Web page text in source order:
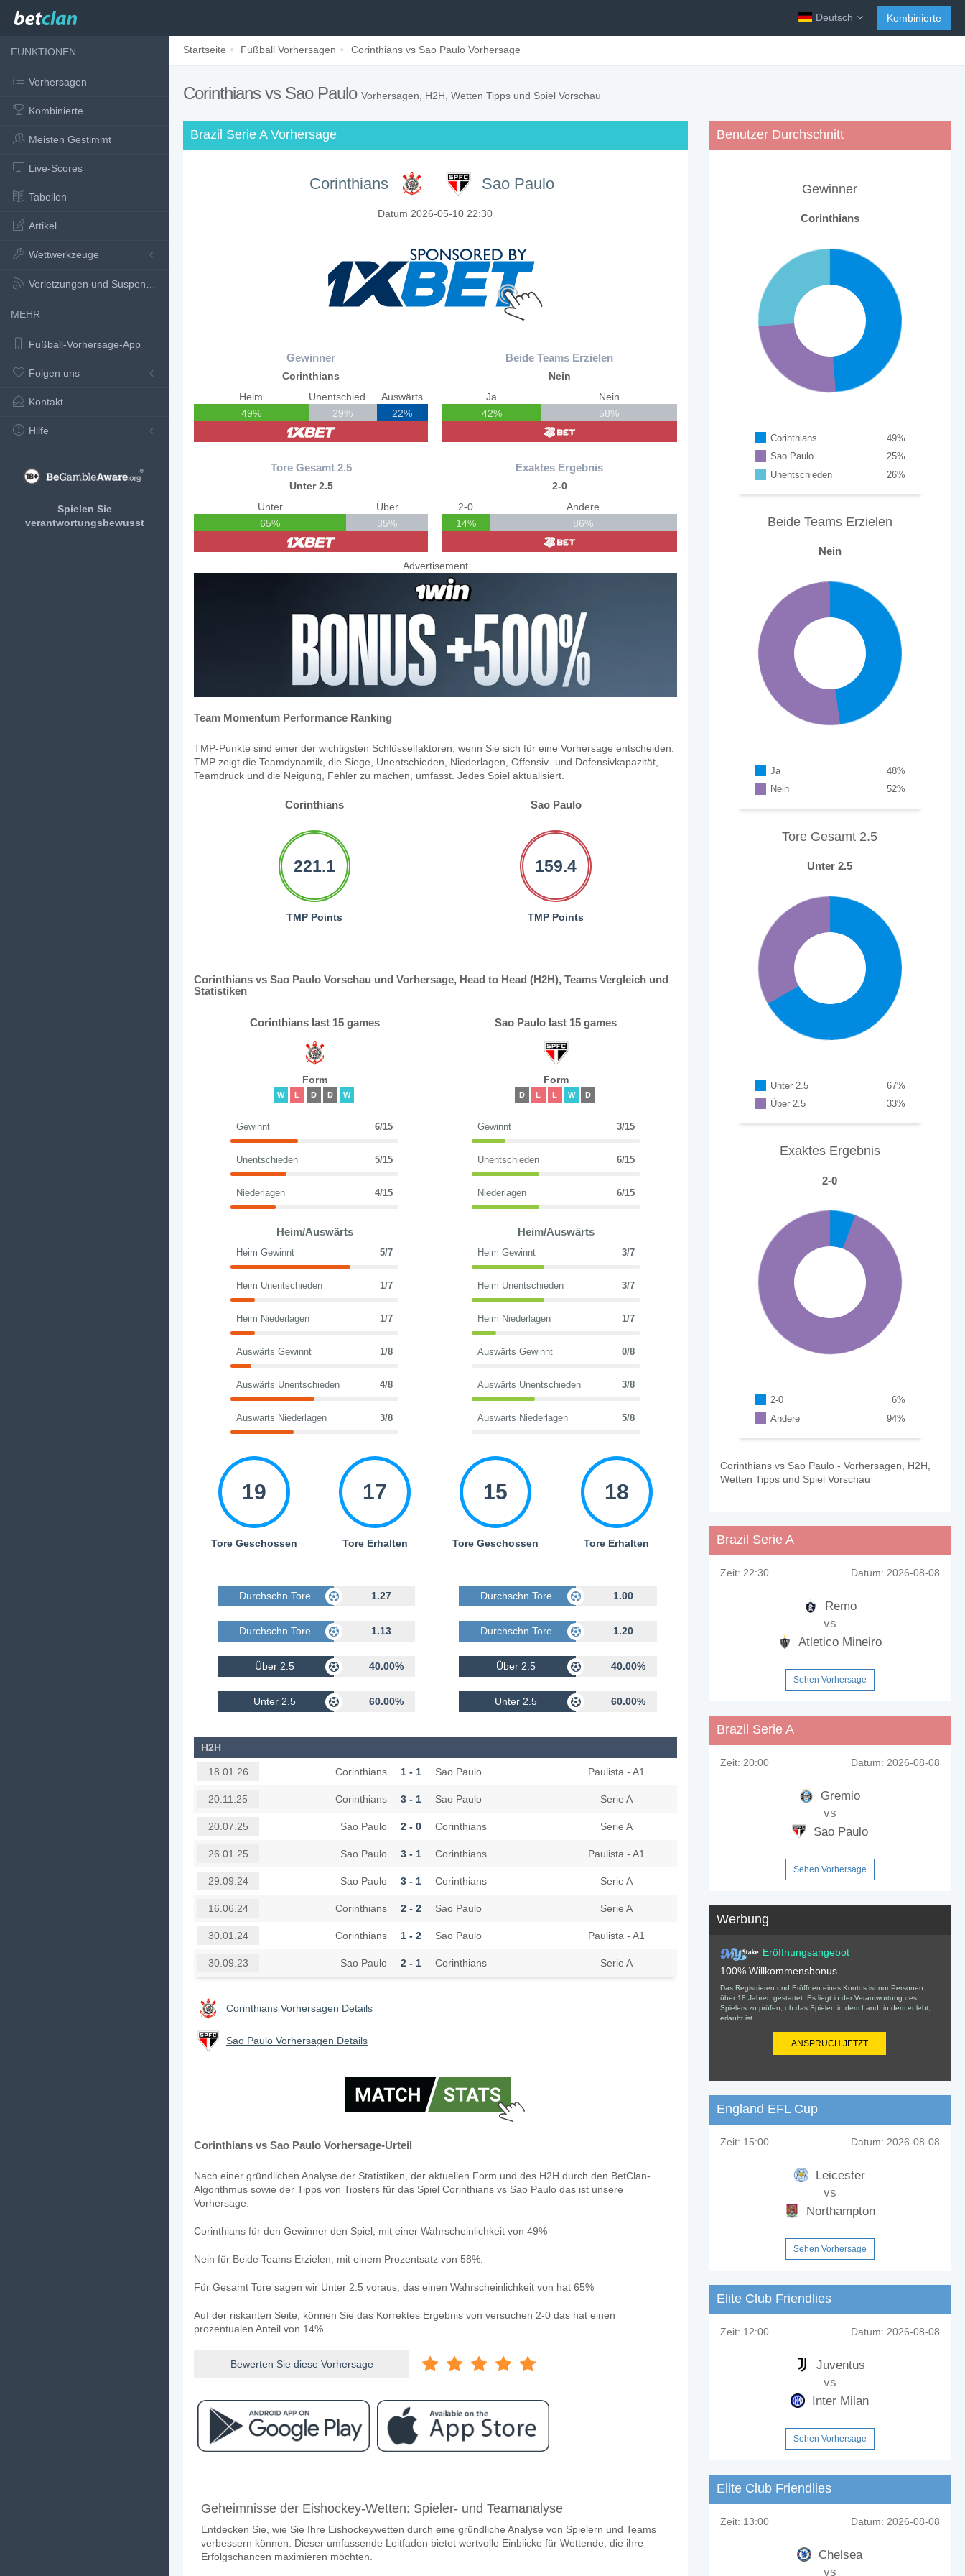
Deutsch Kombinierte
FUNKTIONEN
Vorhersagen
Kombinierte
Meisten Gestimmt
Live-Scores
Tabellen
Artikel
Wettwerkzeuge
Verletzungen und Suspensionen
MEHR
Fußball-Vorhersage-App
Folgen uns
Kontakt
Hilfe
Spielen Sie
verantwortungsbewusst
Startseite Fußball Vorhersagen Corinthians vs Sao Paulo Vorhersage
Corinthians vs Sao Paulo Vorhersagen, H2H, Wetten Tipps und Spiel Vorschau
Brazil Serie A Vorhersage
Corinthians Sao Paulo
Datum 2026-05-10 22:30
Gewinner
Corinthians
Heim
49%
29%
Auswärts
22%
Tore Gesamt 2.5
Unter 2.5
Unter
65%
Über
35%
Beide Teams Erzielen
Nein
Ja
42%
Nein
58%
Exaktes Ergebnis
2-0
2-0
14%
Andere
86%
Advertisement
Team Momentum Performance Ranking
TMP-Punkte sind einer der wichtigsten Schlüsselfaktoren, wenn Sie sich für eine Vorhersage entscheiden.
TMP zeigt die Teamdynamik, die Siege, Unentschieden, Niederlagen, Offensiv- und Defensivkapazität,
Teamdruck und die Neigung, Fehler zu machen, umfasst. Jedes Spiel aktualisiert.
Corinthians Sao Paulo
221.1
TMP Points
159.4
TMP Points
Corinthians vs Sao Paulo Vorschau und Vorhersage, Head to Head (H2H), Teams Vergleich und
Statistiken
Corinthians last 15 games
Form
W L D D W
Gewinnt 6/15
Unentschieden 5/15
Niederlagen 4/15
Heim/Auswärts
Heim Gewinnt 5/7
Heim Unentschieden 1/7
Heim Niederlagen 1/7
Auswärts Gewinnt 1/8
Auswärts Unentschieden 4/8
Auswärts Niederlagen 3/8
19
Tore Geschossen
17
Tore Erhalten
Durchschn Tore Geschossen 1.27
Durchschn Tore Erhalten 1.13
Über 2.5 40.00%
Unter 2.5 60.00%
Sao Paulo last 15 games
Form
D L L W D
Gewinnt 3/15
Unentschieden 6/15
Niederlagen 6/15
Heim/Auswärts
Heim Gewinnt 3/7
Heim Unentschieden 3/7
Heim Niederlagen 1/7
Auswärts Gewinnt 0/8
Auswärts Unentschieden 3/8
Auswärts Niederlagen 5/8
15
Tore Geschossen
18
Tore Erhalten
Durchschn Tore Geschossen 1.00
Durchschn Tore Erhalten 1.20
Über 2.5 40.00%
Unter 2.5 60.00%
H2H
18.01.26 Corinthians 1 - 1 Sao Paulo Paulista - A1
20.11.25 Corinthians 3 - 1 Sao Paulo Serie A
20.07.25 Sao Paulo 2 - 0 Corinthians Serie A
26.01.25 Sao Paulo 3 - 1 Corinthians Paulista - A1
29.09.24 Sao Paulo 3 - 1 Corinthians Serie A
16.06.24 Corinthians 2 - 2 Sao Paulo Serie A
30.01.24 Corinthians 1 - 2 Sao Paulo Paulista - A1
30.09.23 Sao Paulo 2 - 1 Corinthians Serie A
Corinthians Vorhersagen Details
Sao Paulo Vorhersagen Details
Corinthians vs Sao Paulo Vorhersage-Urteil
Nach einer gründlichen Analyse der Statistiken, der aktuellen Form und des H2H durch den BetClan-
Algorithmus sowie der Tipps von Tipsters für das Spiel Corinthians vs Sao Paulo das ist unsere
Vorhersage:
Corinthians für den Gewinner den Spiel, mit einer Wahrscheinlichkeit von 49%
Nein für Beide Teams Erzielen, mit einem Prozentsatz von 58%.
Für Gesamt Tore sagen wir Unter 2.5 voraus, das einen Wahrscheinlichkeit von hat 65%
Auf der riskanten Seite, können Sie das Korrektes Ergebnis von versuchen 2-0 das hat einen
prozentualen Anteil von 14%.
Bewerten Sie diese Vorhersage
Das Spiel zwischen Corinthians v Sao Paulo 10 May 2026 22:30.
Wer ist das Lieblingsteam, zwischen dem zu gewinnen ist Corinthians v Sao Paulo?
Corinthians für den Gewinner den Spiel, mit einer Wahrscheinlichkeit von 49%
Geheimnisse der Eishockey-Wetten: Spieler- und Teamanalyse
Entdecken Sie, wie Sie Ihre Eishockeywetten durch eine gründliche Analyse von Spielern und Teams
verbessern können. Dieser umfassende Leitfaden bietet wertvolle Einblicke für Wettende, die ihre
Erfolgschancen maximieren möchten.
Benutzer Durchschnitt
Gewinner
Corinthians
Corinthians %
49
Sao Paulo
%
25
Unentschieden
%
26
Beide Teams Erzielen
Nein
Ja %
48
Nein
%
52
Tore Gesamt 2.5
Unter 2.5
Unter 2.5 %
67
Über 2.5
%
33
Exaktes Ergebnis
2-0
2-0 %
6
Andere
%
94
Corinthians vs Sao Paulo - Vorhersagen, H2H,
Wetten Tipps und Spiel Vorschau
Brazil Serie A
Zeit: 22:30 Datum: 2026-08-08
Remo
vs
Atletico Mineiro
Sehen Vorhersage
Brazil Serie A
Zeit: 20:00 Datum: 2026-08-08
Gremio
vs
Sao Paulo
Sehen Vorhersage
Werbung
Eröffnungsangebot
100% Willkommensbonus
Das Registrieren und Eröffnen eines Kontos ist nur Personen
über 18 Jahren gestattet. Es liegt in der Verantwortung des
Spielers zu prüfen, ob das Spielen in dem Land, in dem er lebt,
erlaubt ist.
ANSPRUCH JETZT
England EFL Cup
Zeit: 15:00 Datum: 2026-08-08
Leicester
vs
Northampton
Sehen Vorhersage
Elite Club Friendlies
Zeit: 12:00 Datum: 2026-08-08
Juventus
vs
Inter Milan
Sehen Vorhersage
Elite Club Friendlies
Zeit: 13:00 Datum: 2026-08-08
Chelsea
vs